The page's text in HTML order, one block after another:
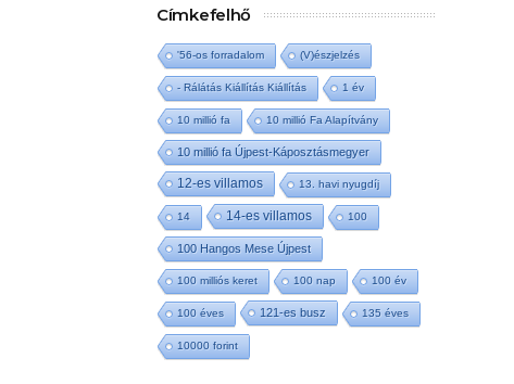
Címkefelhő
'56-os forradalom (V)észjelzés
- Rálátás Kiállítás Kiállítás 1 év
10 millió fa 10 millió Fa Alapítvány
10 millió fa Újpest-Káposztásmegyer
12-es villamos 13. havi nyugdíj
14 14-es villamos 100
100 Hangos Mese Újpest
100 milliós keret 100 nap 100 év
100 éves 121-es busz 135 éves
10000 forint